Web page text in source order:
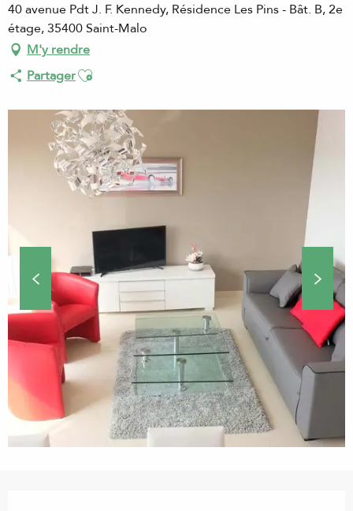
40 avenue Pdt J. F. Kennedy, Résidence Les Pins - Bât. B, 2e
étage, 35400 Saint-Malo
M'y rendre
PartagerAjouter aux favoris